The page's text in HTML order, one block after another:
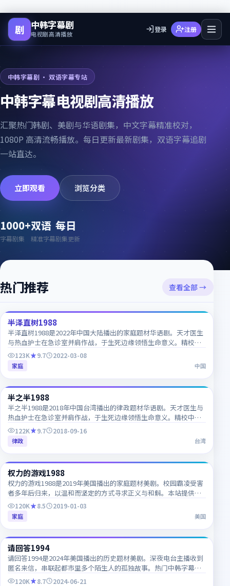
剧 中韩字幕剧
电视剧高清播放
登录 注册
中韩字幕剧 · 双语字幕专站
中韩字幕电视剧高清播放
汇聚热门韩剧、美剧与华语剧集，中文字幕精准校对，
1080P 高清流畅播放。每日更新最新剧集，双语字幕追剧
一站直达。
立即观看 浏览分类
1000+
字幕剧集
双语
精准字幕
每日
剧集更新
热门推荐 查看全部 →
CN
半泽直树1988
半泽直树1988是2022年中国大陆播出的家庭题材华语剧。天才医生
与热血护士在急诊室并肩作战，于生死边缘领悟生命意义。精校中
字已上线，韩语对白细节一网打尽，推荐收藏追更。
123K 9.7 2022-03-08
家庭 中国
TW
半之半1988
半之半1988是2018年中国台湾播出的律政题材华语剧。天才医生与
热血护士在急诊室并肩作战，于生死边缘领悟生命意义。精校中字
已上线，韩语对白细节一网打尽，推荐收藏追更。
122K 9.7 2018-09-16
律政 台湾
CN
权力的游戏1988
权力的游戏1988是2019年美国播出的家庭题材美剧。校园霸凌受害
者多年后归来，以温和而坚定的方式寻求正义与和解。本站提供精
校中韩双语字幕，支持1080P高清流畅在线播放。
120K 8.5 2019-01-03
家庭 美国
CN
请回答1994
请回答1994是2024年美国播出的历史题材美剧。深夜电台主播收到
匿名来信，串联起都市里多个陌生人的孤独故事。热门中韩字幕电
视剧，每日更新，支持多终端高清播放。
120K 8.7 2024-06-21